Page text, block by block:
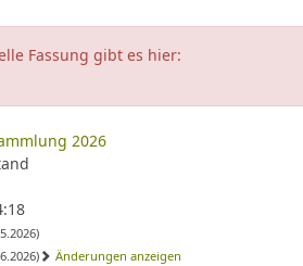
Fassung gibt es hier:
2026
Änderungen anzeigen